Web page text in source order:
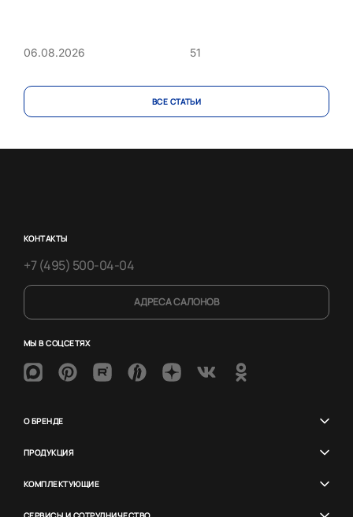
06.08.2026 51
ВСЕ CТАТЬИ
КОНТАКТЫ
+7 (495) 500-04-04
АДРЕСА САЛОНОВ
МЫ В СОЦСЕТЯХ
О БРЕНДЕ
ПРОДУКЦИЯ
КОМПЛЕКТУЮЩИЕ